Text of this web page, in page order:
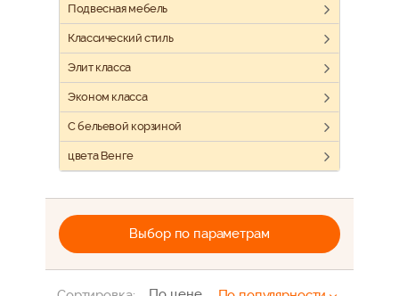
Подвесная мебель
Классический стиль
Элит класса
Эконом класса
С бельевой корзиной
цвета Венге
Выбор по параметрам